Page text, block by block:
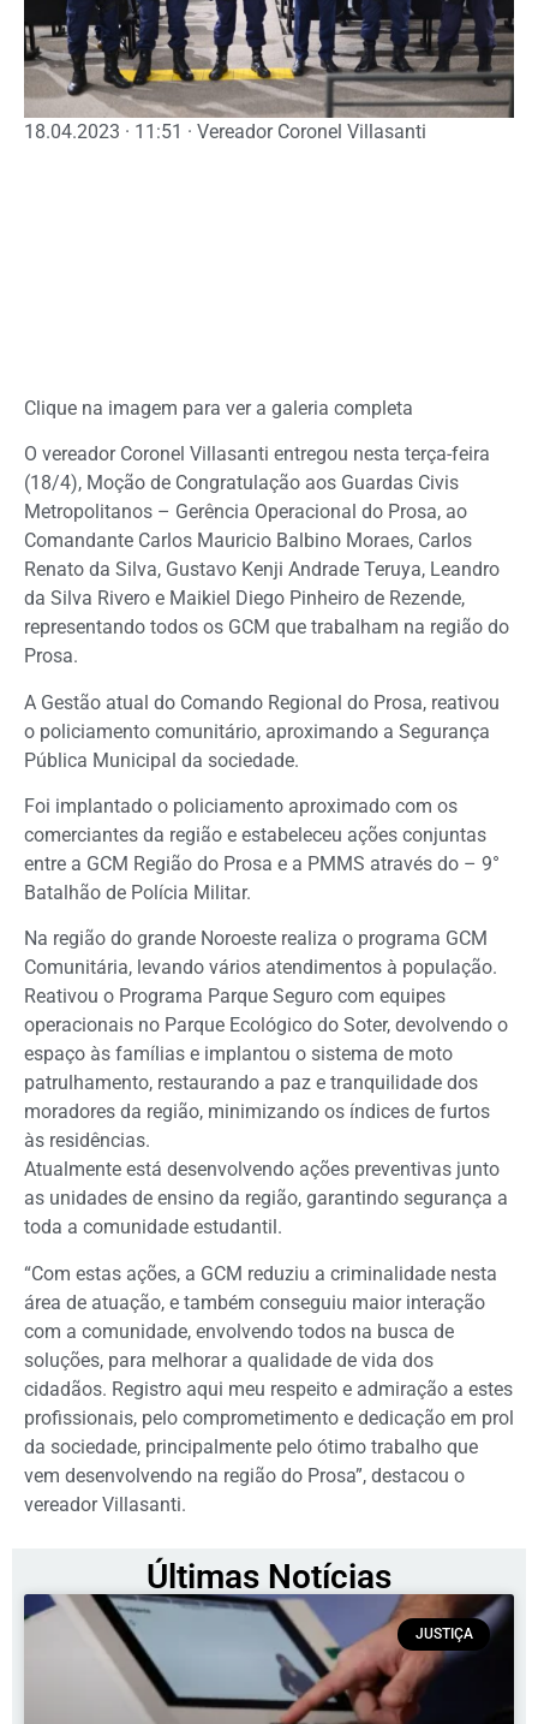
18.04.2023 · 11:51 · Vereador Coronel Villasanti
Clique na imagem para ver a galeria completa
O vereador Coronel Villasanti entregou nesta terça-feira
(18/4), Moção de Congratulação aos Guardas Civis
Metropolitanos – Gerência Operacional do Prosa, ao
Comandante Carlos Mauricio Balbino Moraes, Carlos
Renato da Silva, Gustavo Kenji Andrade Teruya, Leandro
da Silva Rivero e Maikiel Diego Pinheiro de Rezende,
representando todos os GCM que trabalham na região do
Prosa.
A Gestão atual do Comando Regional do Prosa, reativou
o policiamento comunitário, aproximando a Segurança
Pública Municipal da sociedade.
Foi implantado o policiamento aproximado com os
comerciantes da região e estabeleceu ações conjuntas
entre a GCM Região do Prosa e a PMMS através do – 9°
Batalhão de Polícia Militar.
Na região do grande Noroeste realiza o programa GCM
Comunitária, levando vários atendimentos à população.
Reativou o Programa Parque Seguro com equipes
operacionais no Parque Ecológico do Soter, devolvendo o
espaço às famílias e implantou o sistema de moto
patrulhamento, restaurando a paz e tranquilidade dos
moradores da região, minimizando os índices de furtos
às residências.
Atualmente está desenvolvendo ações preventivas junto
as unidades de ensino da região, garantindo segurança a
toda a comunidade estudantil.
“Com estas ações, a GCM reduziu a criminalidade nesta
área de atuação, e também conseguiu maior interação
com a comunidade, envolvendo todos na busca de
soluções, para melhorar a qualidade de vida dos
cidadãos. Registro aqui meu respeito e admiração a estes
profissionais, pelo comprometimento e dedicação em prol
da sociedade, principalmente pelo ótimo trabalho que
vem desenvolvendo na região do Prosa”, destacou o
vereador Villasanti.
Últimas Notícias
JUSTIÇA